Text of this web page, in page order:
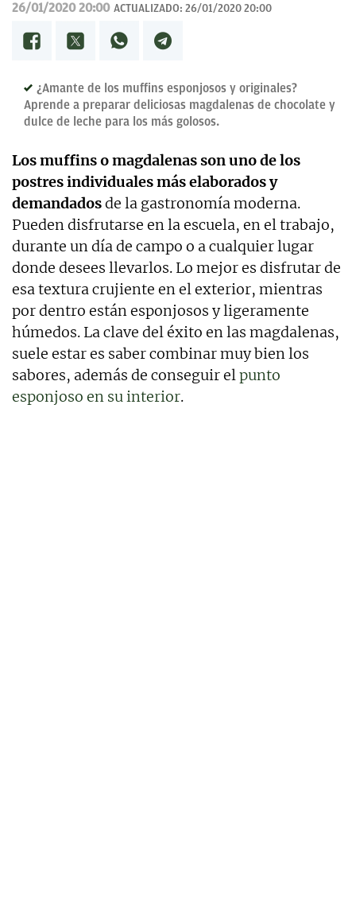
26/01/2020 20:00 ACTUALIZADO: 26/01/2020 20:00
¿Amante de los muffins esponjosos y originales?
Aprende a preparar deliciosas magdalenas de chocolate y
dulce de leche para los más golosos.
Los muffins o magdalenas son uno de los
postres individuales más elaborados y
demandadosde la gastronomía moderna.
Pueden disfrutarse en la escuela, en el trabajo,
durante un día de campo o a cualquier lugar
donde desees llevarlos. Lo mejor es disfrutar de
esa textura crujiente en el exterior, mientras
por dentro están esponjosos y ligeramente
húmedos. La clave del éxito en las magdalenas,
suele estar es saber combinar muy bien los
sabores, además de conseguir elpunto
esponjoso en su interior.